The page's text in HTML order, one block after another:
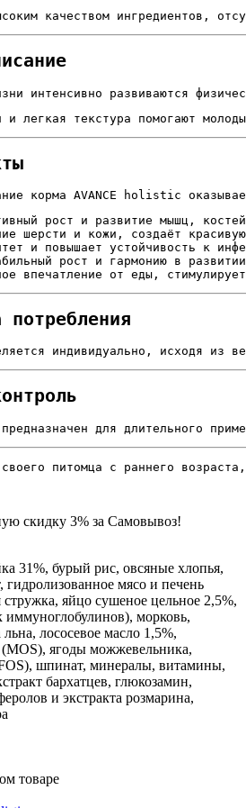
качеством ингредиентов,
интенсивно развиваются
и легкая текстура помогают
корма AVANCE holistic
рост и развитие мышц,
шерсти и кожи, создаёт
и повышает устойчивость к
рост и гармонию в
впечатление от еды,
потребления
индивидуально, исходя из
для длительного
питомца с раннего
скидку 3% за Самовывоз!
31%, бурый рис, овсяные хлопья,
мясо и печень
яйцо сушеное цельное 2,5%,
морковь,
лососевое масло 1,5%,
ягоды можжевельника,
шпинат, минералы, витамины,
бархатцев, глюкозамин,
и экстракта розмарина,
товаре